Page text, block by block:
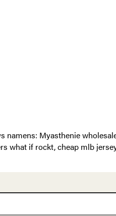
Myasthenie
what if rockt, cheap mlb